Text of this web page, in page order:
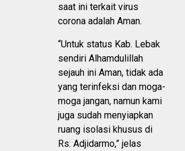
saat ini terkait virus
corona adalah Aman.
“Untuk status Kab. Lebak
sendiri Alhamdulillah
sejauh ini Aman, tidak ada
yang terinfeksi dan moga-
moga jangan, namun kami
juga sudah menyiapkan
ruang isolasi khusus di
Rs. Adjidarmo,” jelas